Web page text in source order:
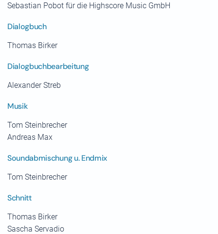
Sebastian Pobot für die Highscore Music GmbH
Dialogbuch
Thomas Birker
Dialogbuchbearbeitung
Alexander Streb
Musik
Tom Steinbrecher
Andreas Max
Soundabmischung u. Endmix
Tom Steinbrecher
Schnitt
Thomas Birker
Sascha Servadio